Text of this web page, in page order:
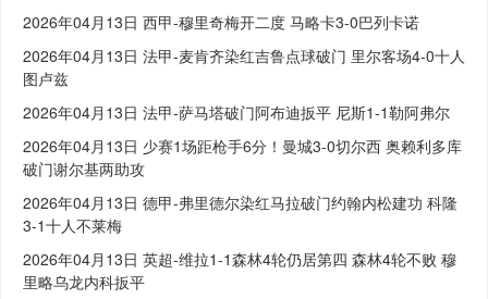
2026年04月13日 西甲-穆里奇梅开二度 马略卡3-0巴列卡诺
2026年04月13日 法甲-麦肯齐染红吉鲁点球破门 里尔客场4-0十人
图卢兹
2026年04月13日 法甲-萨马塔破门阿布迪扳平 尼斯1-1勒阿弗尔
2026年04月13日 少赛1场距枪手6分！曼城3-0切尔西 奥赖利多库
破门谢尔基两助攻
2026年04月13日 德甲-弗里德尔染红马拉破门约翰内松建功 科隆
3-1十人不莱梅
2026年04月13日 英超-维拉1-1森林4轮仍居第四 森林4轮不败 穆
里略乌龙内科扳平